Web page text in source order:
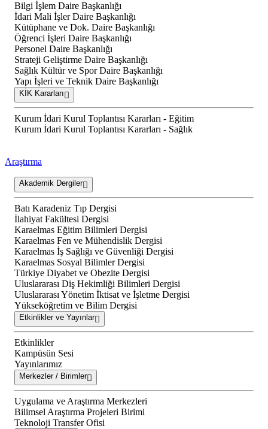
Bilgi İşlem Daire Başkanlığı
İdari Mali İşler Daire Başkanlığı
Kütüphane ve Dok. Daire Başkanlığı
Öğrenci İşleri Daire Başkanlığı
Personel Daire Başkanlığı
Strateji Geliştirme Daire Başkanlığı
Sağlık Kültür ve Spor Daire Başkanlığı
Yapı İşleri ve Teknik Daire Başkanlığı
KİK Kararları
Kurum İdari Kurul Toplantısı Kararları - Eğitim
Kurum İdari Kurul Toplantısı Kararları - Sağlık
Araştırma
Akademik Dergiler
Batı Karadeniz Tıp Dergisi
İlahiyat Fakültesi Dergisi
Karaelmas Eğitim Bilimleri Dergisi
Karaelmas Fen ve Mühendislik Dergisi
Karaelmas İş Sağlığı ve Güvenliği Dergisi
Karaelmas Sosyal Bilimler Dergisi
Türkiye Diyabet ve Obezite Dergisi
Uluslararası Diş Hekimliği Bilimleri Dergisi
Uluslararası Yönetim İktisat ve İşletme Dergisi
Yükseköğretim ve Bilim Dergisi
Etkinlikler ve Yayınlar
Etkinlikler
Kampüsün Sesi
Yayınlarımız
Merkezler / Birimler
Uygulama ve Araştırma Merkezleri
Bilimsel Araştırma Projeleri Birimi
Teknoloji Transfer Ofisi